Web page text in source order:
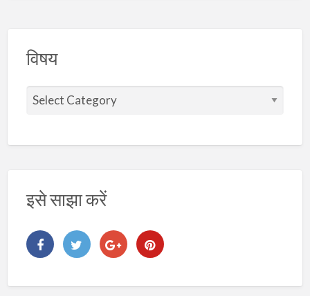
विषय
इसे साझा करें